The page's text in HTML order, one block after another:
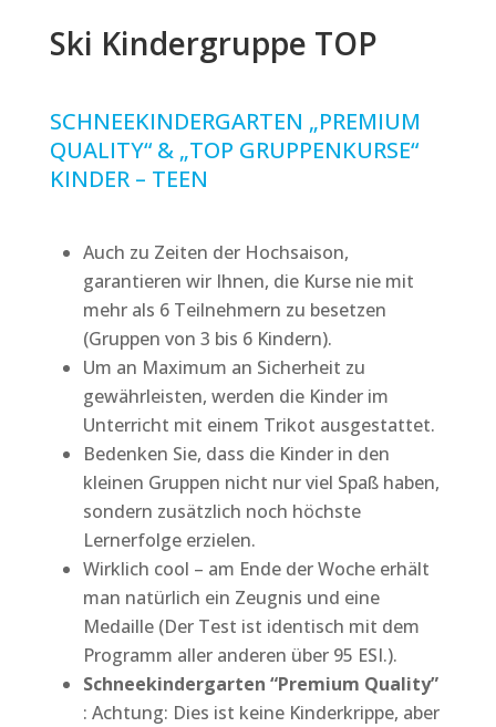
Ski Kindergruppe TOP
SCHNEEKINDERGARTEN „PREMIUM
QUALITY“ & „TOP GRUPPENKURSE“
KINDER – TEEN
Auch zu Zeiten der Hochsaison,
garantieren wir Ihnen, die Kurse nie mit
mehr als 6 Teilnehmern zu besetzen
(Gruppen von 3 bis 6 Kindern).
Um an Maximum an Sicherheit zu
gewährleisten, werden die Kinder im
Unterricht mit einem Trikot ausgestattet.
Bedenken Sie, dass die Kinder in den
kleinen Gruppen nicht nur viel Spaß haben,
sondern zusätzlich noch höchste
Lernerfolge erzielen.
Wirklich cool – am Ende der Woche erhält
man natürlich ein Zeugnis und eine
Medaille (Der Test ist identisch mit dem
Programm aller anderen über 95 ESI.).
Schneekindergarten “Premium Quality”
: Achtung: Dies ist keine Kinderkrippe, aber